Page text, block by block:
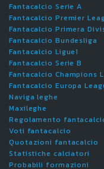
Fantacalcio Serie A
Fantacalcio Premier
Fantacalcio Primera
Fantacalcio Bundesliga
Fantacalcio Ligue1
Fantacalcio Serie B
Fantacalcio Champions
Fantacalcio Europa
Naviga leghe
Maxileghe
Regolamento
Voti fantacalcio
Quotazioni fantacalcio
Statistiche calciatori
Probabili formazioni